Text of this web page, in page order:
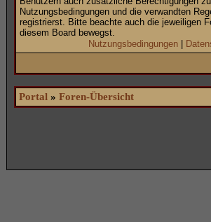
Nutzungsbedingungen und die verwandten
registrierst. Bitte beachte auch die jeweiligen
diesem Board bewegst.
Nutzungsbedingungen|
Portal » Foren-Übersicht